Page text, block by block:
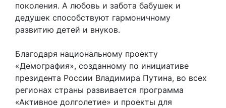
поколения. А любовь и забота бабушек и
дедушек способствуют гармоничному
развитию детей и внуков.
Благодаря национальному проекту
«Демография», созданному по инициативе
президента России Владимира Путина, во всех
регионах страны развивается программа
«Активное долголетие» и проекты для